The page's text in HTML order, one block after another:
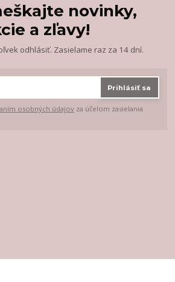
novinky,
a zľavy!
odhlásiť. Zasielame raz za 14 dní.
Prihlásiť sa
osobných údajov za účelom zasielania